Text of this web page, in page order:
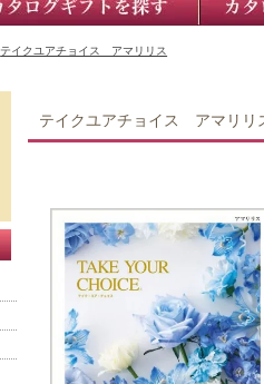
テイクユアチョイス アマリリス
テイクユアチョイス アマリリ